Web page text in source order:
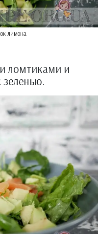
лимона
ломтиками и